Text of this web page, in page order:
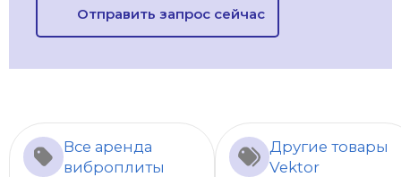
Отправить запрос сейчас
Все аренда
виброплиты
Другие товары
Vektor